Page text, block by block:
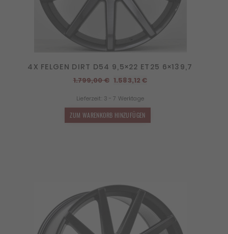
4X FELGEN DIRT D54 9,5×22 ET25 6×139,7
1.799,00€ Ursprünglicher
war:
1.799,00 €
1.583,12€Aktueller
Lieferzeit: 3 - 7 Werktage
ZUM WARENKORB HINZUFÜGEN